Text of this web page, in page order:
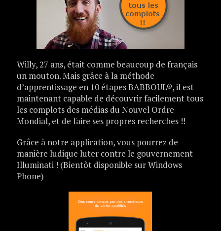
Willy, 27 ans, était comme beaucoup de français
un mouton. Mais grâce à la méthode
d’apprentissage en 10 étapes BABBOUL®, il est
maintenant capable de découvrir facilement tous
les complots des médias du Nouvel Ordre
Mondial, et de faire ses propres recherches !!
Grâce à notre application, vous pourrez de
manière ludique luter contre le gouvernement
Illuminati ! (Bientôt disponible sur Windows
Phone)